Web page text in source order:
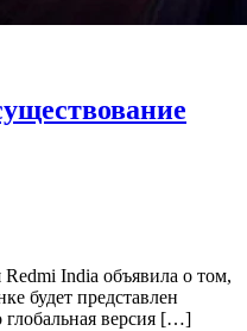
India объявила о том,
будет представлен
версия […]